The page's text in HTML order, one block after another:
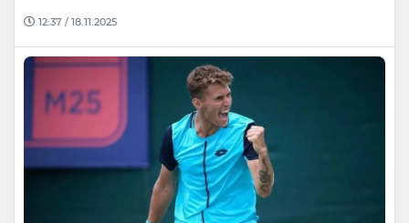
12:37 / 18.11.2025